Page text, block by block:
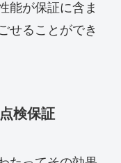
能が保証に含ま
せることができ
検保証